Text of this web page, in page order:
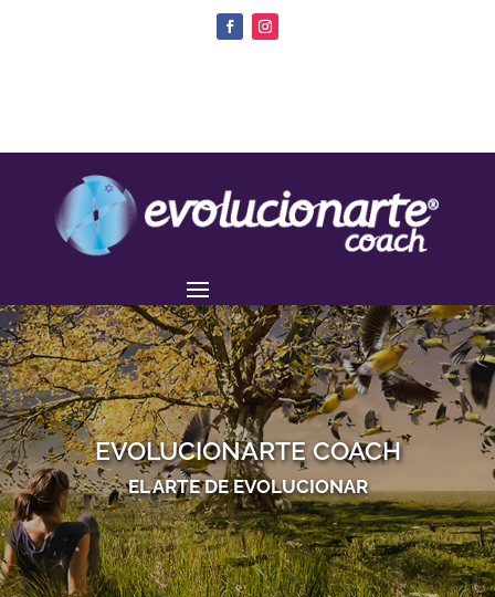
EVOLUCIONARTE COACH
EL ARTE DE EVOLUCIONAR